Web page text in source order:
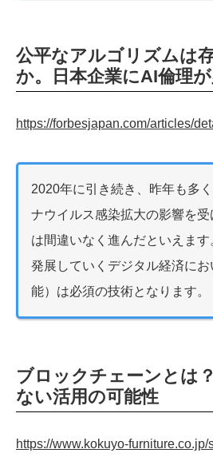
公平なアルゴリズムは
か。日本企業にAI倫理
https://forbesjapan.com/articles/
2020年に引き続き、昨年も多
ナウイルス感染拡大の影響を
は間違いなく進んだといえま
発展していくデジタル経済に
能）は必須の技術となります。
ブロックチェーンとは
ない活用の可能性
https://www.kokuyo-